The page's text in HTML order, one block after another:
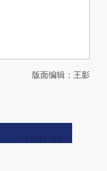
版面编辑：王影